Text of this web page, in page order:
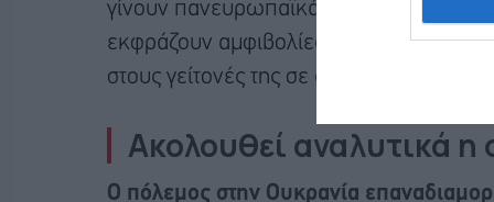
γίνουν πανευρωπαϊκά και όπου αυτό
εκφράζουν αμφιβολίες πως και η
στους γείτονές της σε άλλες
Ακολουθεί αναλυτικά η
Ο πόλεμος στην Ουκρανία